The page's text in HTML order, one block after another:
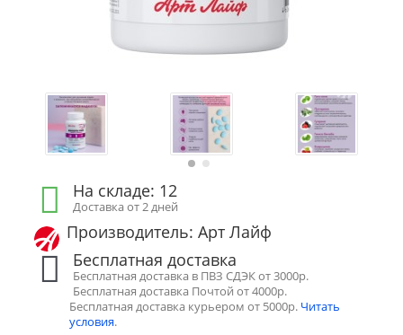
На складе: 12
Доставка от 2 дней
Производитель: Арт Лайф
Бесплатная доставка
Бесплатная доставка в ПВЗ СДЭК от 3000р.
Бесплатная доставка Почтой от 4000р.
Бесплатная доставка курьером от 5000р. Читать
условия.